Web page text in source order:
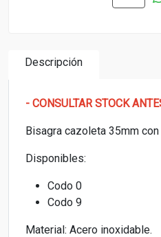
Descripción
- CONSULTAR STOCK
Bisagra cazoleta 35mm
Disponibles:
Codo 0
Codo 9
Material: Acero inoxidable.